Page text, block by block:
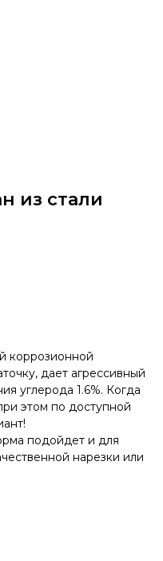
из стали
коррозионной
дает агрессивный
углерода 1.6%. Когда
этом по доступной
подойдет и для
нарезки или